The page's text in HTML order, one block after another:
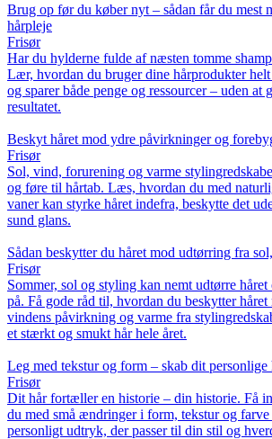
Brug op før du køber nyt – sådan får du mest
hårpleje
Frisør
Har du hylderne fulde af næsten tomme
Lær, hvordan du bruger dine hårprodukter helt
og sparer både penge og ressourcer – uden at
resultatet.
Beskyt håret mod ydre påvirkninger og
Frisør
Sol, vind, forurening og varme
og føre til hårtab. Læs, hvordan du med
vaner kan styrke håret indefra, beskytte det
sund glans.
Sådan beskytter du håret mod udtørring fra
Frisør
Sommer, sol og styling kan nemt udtørre håret
på. Få gode råd til, hvordan du beskytter håret
vindens påvirkning og varme fra
et stærkt og smukt hår hele året.
Leg med tekstur og form – skab dit
Frisør
Dit hår fortæller en historie – din historie. Få
du med små ændringer i form, tekstur og farve
personligt udtryk, der passer til din stil og